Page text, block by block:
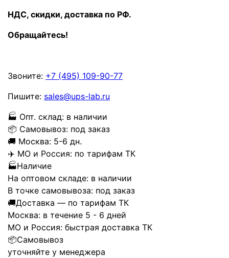
НДС, скидки, доставка по РФ.
Обращайтесь!
Звоните: +7 (495) 109-90-77
Пишите: sales@ups-lab.ru
🏭 Опт. склад: в наличии
📦 Самовывоз: под заказ
🚚 Москва: 5-6 дн.
✈️ МО и Россия: по тарифам ТК
🏭Наличие
На оптовом складе: в наличии
В точке самовывоза: под заказ
🚚Доставка — по тарифам ТК
Москва: в течение 5 - 6 дней
МО и Россия: быстрая доставка ТК
📦Самовывоз
уточняйте у менеджера